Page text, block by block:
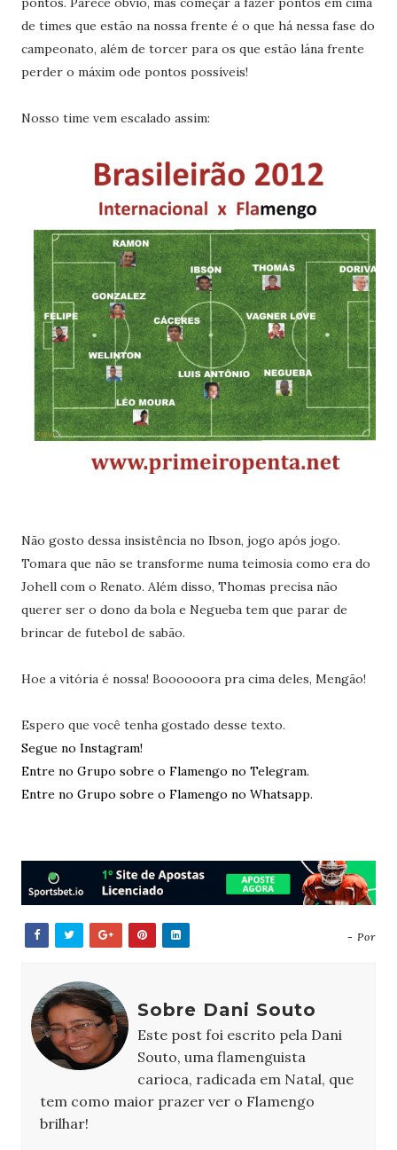
de times que estão na nossa frente é o que há nessa fase do
campeonato, além de torcer para os que estão lána frente
perder o máxim ode pontos possíveis!
Nosso time vem escalado assim:
Não gosto dessa insistência no Ibson, jogo após jogo.
Tomara que não se transforme numa teimosia como era do
Johell com o Renato. Além disso, Thomas precisa não
querer ser o dono da bola e Negueba tem que parar de
brincar de futebol de sabão.
Hoe a vitória é nossa! Boooooora pra cima deles, Mengão!
Espero que você tenha gostado desse texto.
Segue no Instagram!
Entre no Grupo sobre o Flamengo no Telegram.
Entre no Grupo sobre o Flamengo no Whatsapp.
- Por
Sobre Dani Souto
Este post foi escrito pela Dani
Souto, uma flamenguista
carioca, radicada em Natal, que
tem como maior prazer ver o Flamengo
brilhar!